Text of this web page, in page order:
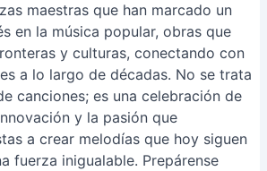
maestras que han marcado un
en la música popular, obras que
y culturas, conectando con
a lo largo de décadas. No se trata
canciones; es una celebración de
y la pasión que
a crear melodías que hoy siguen
fuerza inigualable. Prepárense